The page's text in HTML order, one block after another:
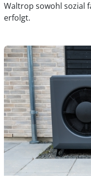
Waltrop sowohl sozial
erfolgt.